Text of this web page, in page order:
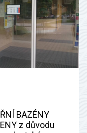
BAZÉNY
z důvodu